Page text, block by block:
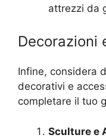
attrezzi da
Decorazioni
Infine, considera
decorativi e
completare il tuo
Sculture e